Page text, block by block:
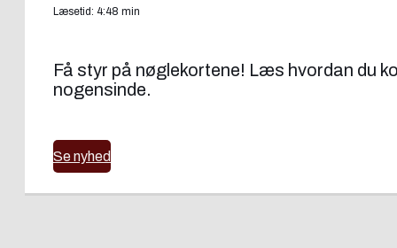
Læsetid: 4:48 min
Få styr på nøglekortene! Læs hvordan du
nogensinde.
Se nyhed